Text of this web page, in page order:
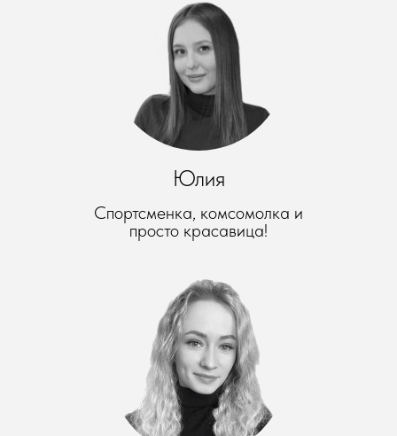
Юлия
Спортсменка, комсомолка и
просто красавица!